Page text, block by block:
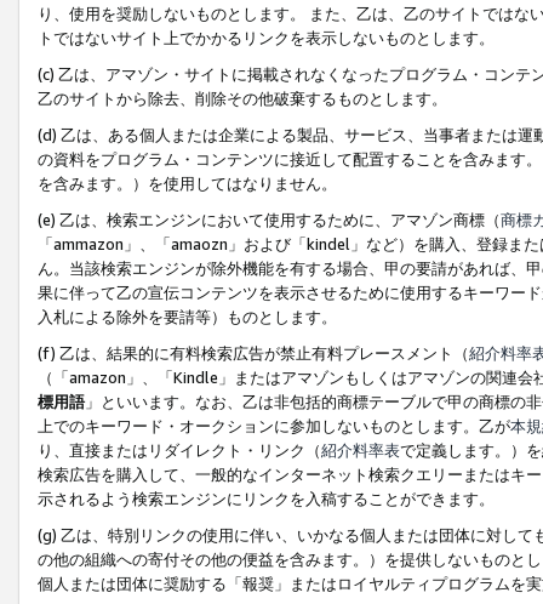
り、使用を奨励しないものとします。 また、乙は、乙のサイトでは
トではないサイト上でかかるリンクを表示しないものとします。
(c) 乙は、アマゾン・サイトに掲載されなくなったプログラム・コン
乙のサイトから除去、削除その他破棄するものとします。
(d) 乙は、ある個人または企業による製品、サービス、当事者または
の資料をプログラム・コンテンツに接近して配置することを含みます
を含みます。）を使用してはなりません。
(e) 乙は、検索エンジンにおいて使用するために、アマゾン商標（商標
「ammazon」、「amaozn」および「kindel」など）を購入、登録ま
ん。当該検索エンジンが除外機能を有する場合、甲の要請があれば、
果に伴って乙の宣伝コンテンツを表示させるために使用するキーワー
入札による除外を要請等）ものとします。
(f) 乙は、結果的に有料検索広告が禁止有料プレースメント（紹介料率
（「amazon」、「Kindle」またはアマゾンもしくはアマゾンの関連
標用語」といいます。なお、乙は非包括的商標テーブルで甲の商標の
上でのキーワード・オークションに参加しないものとします。乙が本
り、直接またはリダイレクト・リンク（紹介料率表で定義します。）
検索広告を購入して、一般的なインターネット検索クエリーまたはキ
示されるよう検索エンジンにリンクを入稿することができます。
(g) 乙は、特別リンクの使用に伴い、いかなる個人または団体に対し
の他の組織への寄付その他の便益を含みます。）を提供しないものと
個人または団体に奨励する「報奨」またはロイヤルティプログラムを